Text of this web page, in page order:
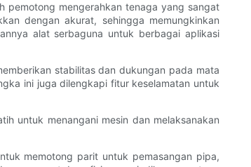
pemotong mengerahkan tenaga yang sangat
dengan akurat, sehingga memungkinkan
alat serbaguna untuk berbagai aplikasi
stabilitas dan dukungan pada mata
ini juga dilengkapi fitur keselamatan untuk
untuk menangani mesin dan melaksanakan
memotong parit untuk pemasangan pipa,